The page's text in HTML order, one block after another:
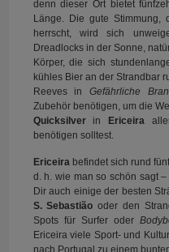
denn dieser Ort bietet
Länge. Die gute
herrscht, wird sich
Dreadlocks in der Sonne,
Körper, die sich
kühles Bier an der Strandbar
Reeves in Gefährliche
Zubehör benötigen, um die
Quicksilverin Ericeira
benötigen solltest.
Ericeirabefindet sich rund
d. h. wie man so schön sagt
Dir auch einige der besten
S. Sebastião oder den
Spots für Surfer oder
Ericeira viele Sport- und
nach Portugal zu einem